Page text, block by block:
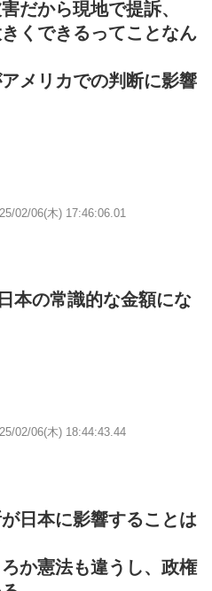
だから現地で提訴、
くできるってことなん
メリカでの判断に影響
02/06(木) 17:46:06.01
本の常識的な金額にな
02/06(木) 18:44:43.44
日本に影響することは
か憲法も違うし、政権